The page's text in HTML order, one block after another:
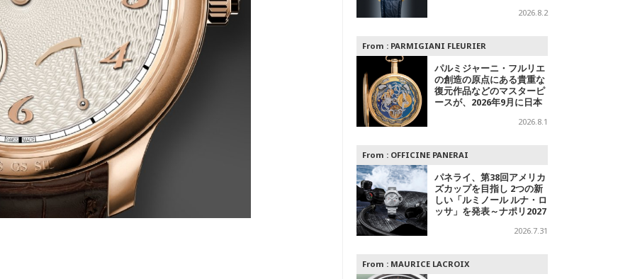
2026.8.2
From : PARMIGIANI FLEURIER
パルミジャーニ・フルリエ
の創造の原点にある貴重な
復元作品などのマスターピ
ースが、2026年9月に日本
2026.8.1
From : OFFICINE PANERAI
パネライ、第38回アメリカ
ズカップを目指し 2つの新
しい「ルミノール ルナ・ロ
ッサ」を発表～ナポリ2027
2026.7.31
From : MAURICE LACROIX